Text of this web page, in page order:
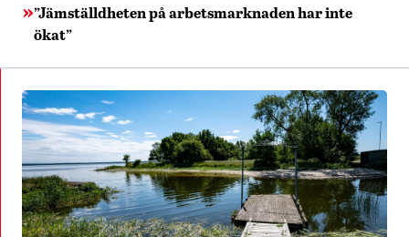
”Jämställdheten på arbetsmarknaden har inte
ökat”